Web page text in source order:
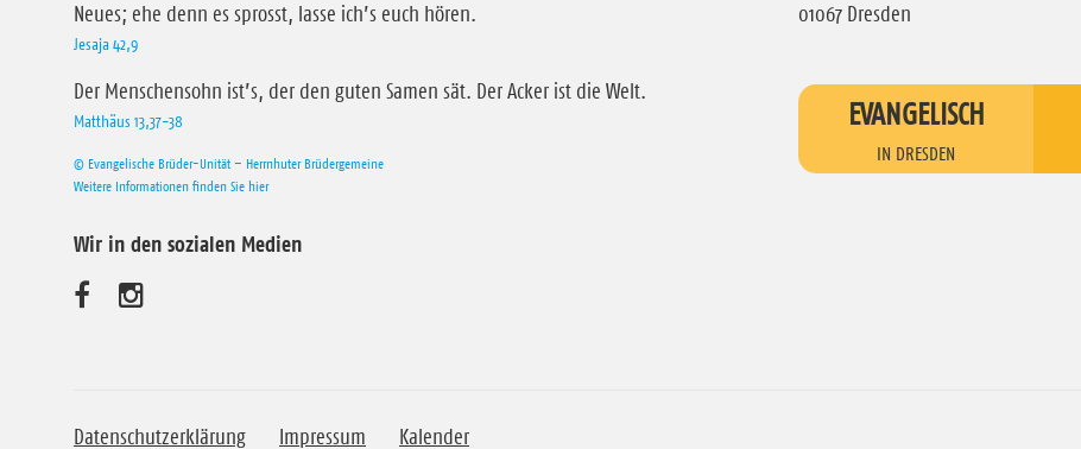
Neues; ehe denn es sprosst, lasse ich’s euch hören.
Jesaja 42,9
Der Menschensohn ist’s, der den guten Samen sät. Der Acker ist die Welt.
Matthäus 13,37-38
© Evangelische Brüder-Unität – Herrnhuter Brüdergemeine
Weitere Informationen finden Sie hier
Wir in den sozialen Medien
u
B
u
01067 Dresden
EVANGELISCH
IN DRESDEN
Datenschutzerklärung Impressum Kalender